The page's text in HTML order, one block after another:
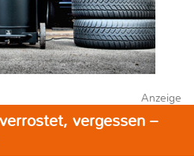
Anzeige
vergessen –